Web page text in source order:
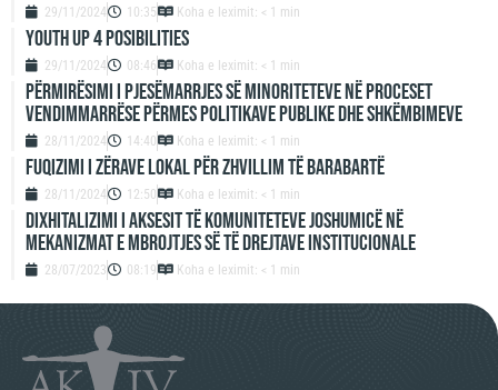
29/11/2024 10:35 Koha e leximit: < 1 min
Youth up 4 Posibilities
29/11/2024 08:46 Koha e leximit: < 1 min
Përmirësimi i Pjesëmarrjes së Minoriteteve në Proceset
Vendimmarrëse përmes Politikave Publike dhe Shkëmbimeve
28/11/2024 14:40 Koha e leximit: < 1 min
Fuqizimi i zërave lokal për zhvillim të barabartë
28/11/2024 12:50 Koha e leximit: < 1 min
Dixhitalizimi i aksesit të komuniteteve joshumicë në
mekanizmat e mbrojtjes së të drejtave institucionale
28/07/2023 08:19 Koha e leximit: < 1 min